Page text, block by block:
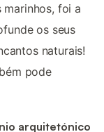
foi a
os seus
naturais!
pode
arquitetónico